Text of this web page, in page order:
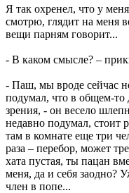
Я так охренел, что у
смотрю, глядит на меня
вещи парням говорит...
- В каком смысле? –
- Паш, мы вроде сейчас
подумал, что в общем-то
зрения, - он весело
недавно подумал, стоит
там в комнате еще три
раза – перебор, может
хата пустая, ты пацан
меня, да и себя заодно?
член в попе...